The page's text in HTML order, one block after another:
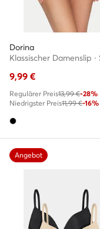
Dorina
9,99 €
Regulärer Preis13,99 €-28%
Niedrigster Preis11,99 €-16%
Angebot